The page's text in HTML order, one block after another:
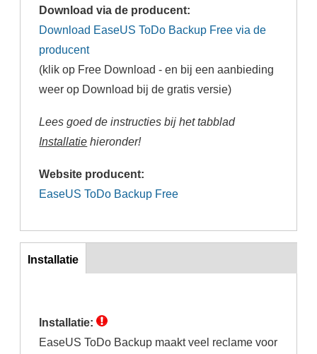
Download via de producent:
Download EaseUS ToDo Backup Free via de
producent
(klik op Free Download - en bij een aanbieding
weer op Download bij de gratis versie)
Lees goed de instructies bij het tabblad
Installatie hieronder!
Website producent:
EaseUS ToDo Backup Free
Inst
Installatie
Installatie:
EaseUS ToDo Backup maakt veel reclame voor